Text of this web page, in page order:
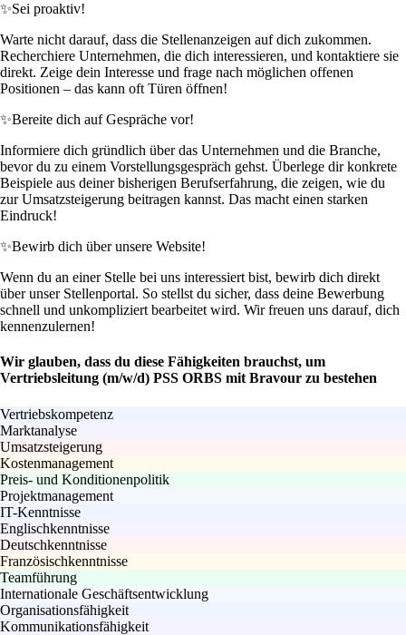
✨Sei proaktiv!
Warte nicht darauf, dass die Stellenanzeigen auf dich zukommen.
Recherchiere Unternehmen, die dich interessieren, und kontaktiere sie
direkt. Zeige dein Interesse und frage nach möglichen offenen
Positionen – das kann oft Türen öffnen!
✨Bereite dich auf Gespräche vor!
Informiere dich gründlich über das Unternehmen und die Branche,
bevor du zu einem Vorstellungsgespräch gehst. Überlege dir konkrete
Beispiele aus deiner bisherigen Berufserfahrung, die zeigen, wie du
zur Umsatzsteigerung beitragen kannst. Das macht einen starken
Eindruck!
✨Bewirb dich über unsere Website!
Wenn du an einer Stelle bei uns interessiert bist, bewirb dich direkt
über unser Stellenportal. So stellst du sicher, dass deine Bewerbung
schnell und unkompliziert bearbeitet wird. Wir freuen uns darauf, dich
kennenzulernen!
Wir glauben, dass du diese Fähigkeiten brauchst, um
Vertriebsleitung (m/w/d) PSS ORBS mit Bravour zu bestehen
Vertriebskompetenz
Marktanalyse
Umsatzsteigerung
Kostenmanagement
Preis- und Konditionenpolitik
Projektmanagement
IT-Kenntnisse
Englischkenntnisse
Deutschkenntnisse
Französischkenntnisse
Teamführung
Internationale Geschäftsentwicklung
Organisationsfähigkeit
Kommunikationsfähigkeit